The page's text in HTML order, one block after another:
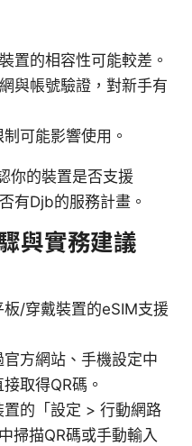
置的相容性可能較差。
與帳號驗證，對新手有
可能影響使用。
你的裝置是否支援
有Djb的服務計畫。
與實務建議
/穿戴裝置的eSIM支援
方網站、手機設定中
取得QR碼。
的「設定 > 行動網路
掃描QR碼或手動輸入